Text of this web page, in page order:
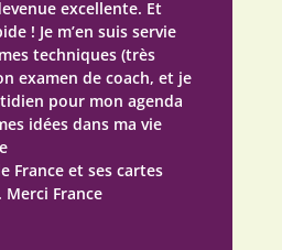
excellente. Et
! Je m’en suis servie
techniques (très
examen de coach, et je
pour mon agenda
idées dans ma vie
Franceet ses cartes
Merci France